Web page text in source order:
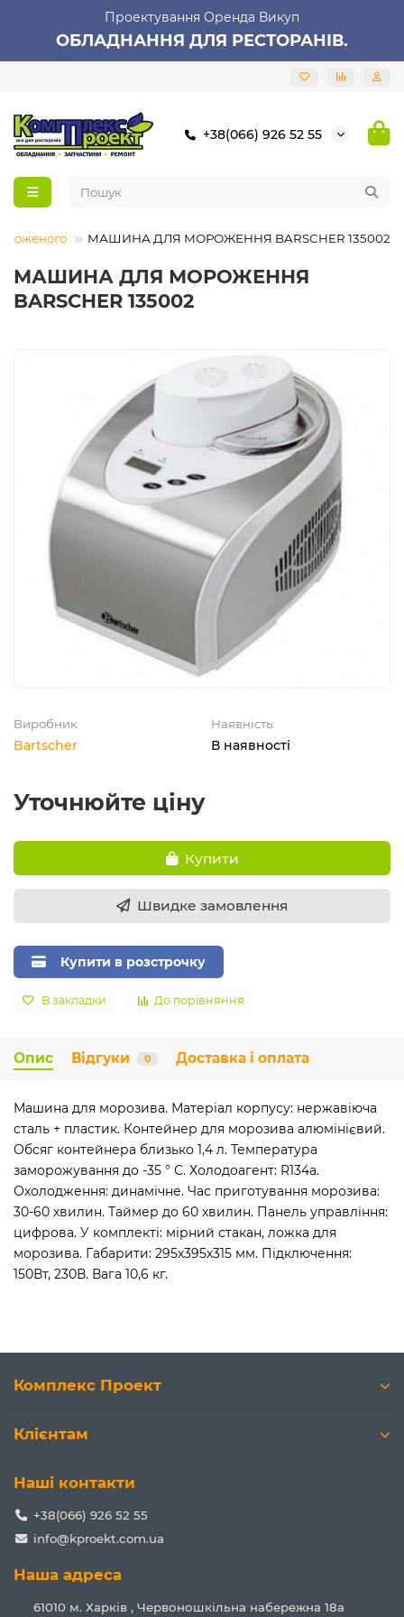
Проектування Оренда Викуп
ОБЛАДНАННЯ ДЛЯ РЕСТОРАНІВ.
+38(066) 926 52 55
МАШИНА ДЛЯ МОРОЖЕННЯ BARSCHER 135002
МАШИНА ДЛЯ МОРОЖЕННЯ
BARSCHER 135002
Виробник
Bartscher
Наявність:
В наявності
Уточнюйте ціну
Купити
Швидке замовлення
Купити в розстрочку
В закладки До порівняння
Опис Відгуки 0 Доставка і оплата
Машина для морозива. Матеріал корпусу: нержавіюча
сталь + пластик. Контейнер для морозива алюмінієвий.
Обсяг контейнера близько 1,4 л. Температура
заморожування до -35 ° С. Холодоагент: R134a.
Охолодження: динамічне. Час приготування морозива:
30-60 хвилин. Таймер до 60 хвилин. Панель управління:
цифрова. У комплекті: мірний стакан, ложка для
морозива. Габарити: 295х395х315 мм. Підключення:
150Вт, 230В. Вага 10,6 кг.
Комплекс Проект
Клієнтам
Наші контакти
+38(066) 926 52 55
info@kproekt.com.ua
Наша адреса
61010 м. Харків , Червоношкільна набережна 18а